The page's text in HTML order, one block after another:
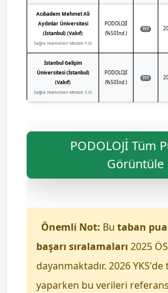
Acıbadem Mehmet Ali
Aydınlar Üniversitesi
(İstanbul) (Vakıf)
Sağlık Hizmetleri Meslek Y.O.
PODOLOJİ
(%50İnd.)
TYT
İstanbul Gelişim
Üniversitesi (İstanbul)
(Vakıf)
Sağlık Hizmetleri Meslek Y.O.
PODOLOJİ
(%50İnd.)
TYT
PODOLOJİ Tüm
Görüntüle
Önemli Not: Bu taban
başarı sıralamaları 2025
dayanmaktadır. 2026 YKS'de
yaparken bu verileri